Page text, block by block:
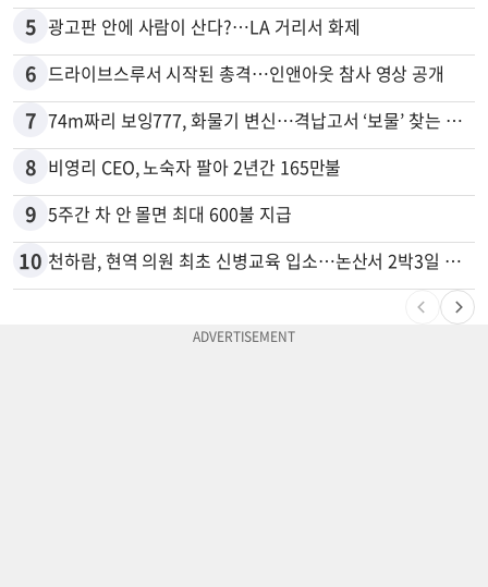
5 광고판 안에 사람이 산다?…LA 거리서 화제
6 드라이브스루서 시작된 총격…인앤아웃 참사 영상 공개
7 74m짜리 보잉777, 화물기 변신…격납고서 ‘보물’ 찾는 인천공항
8 비영리 CEO, 노숙자 팔아 2년간 165만불
9 5주간 차 안 몰면 최대 600불 지급
10 천하람, 현역 의원 최초 신병교육 입소…논산서 2박3일 생활